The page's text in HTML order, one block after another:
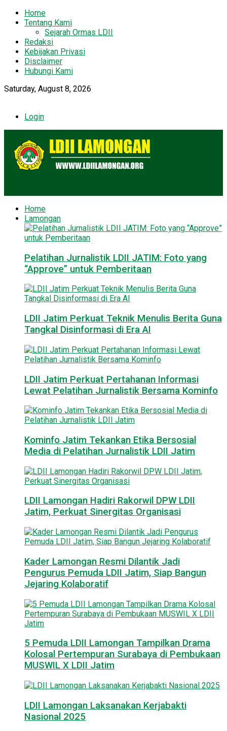
Home
Tentang Kami
Sejarah Ormas LDII
Redaksi
Kebijakan Privasi
Disclaimer
Hubungi Kami
Saturday, August 8, 2026
Login
Home
Lamongan
Pelatihan Jurnalistik LDII JATIM: Foto yang
“Approve” untuk Pemberitaan
LDII Jatim Perkuat Teknik Menulis Berita Guna
Tangkal Disinformasi di Era AI
LDII Jatim Perkuat Pertahanan Informasi
Lewat Pelatihan Jurnalistik Bersama Kominfo
Kominfo Jatim Tekankan Etika Bersosial
Media di Pelatihan Jurnalistik LDII Jatim
LDII Lamongan Hadiri Rakorwil DPW LDII
Jatim, Perkuat Sinergitas Organisasi
Kader Lamongan Resmi Dilantik Jadi
Pengurus Pemuda LDII Jatim, Siap Bangun
Jejaring Kolaboratif
5 Pemuda LDII Lamongan Tampilkan Drama
Kolosal Pertempuran Surabaya di Pembukaan
MUSWIL X LDII Jatim
LDII Lamongan Laksanakan Kerjabakti
Nasional 2025